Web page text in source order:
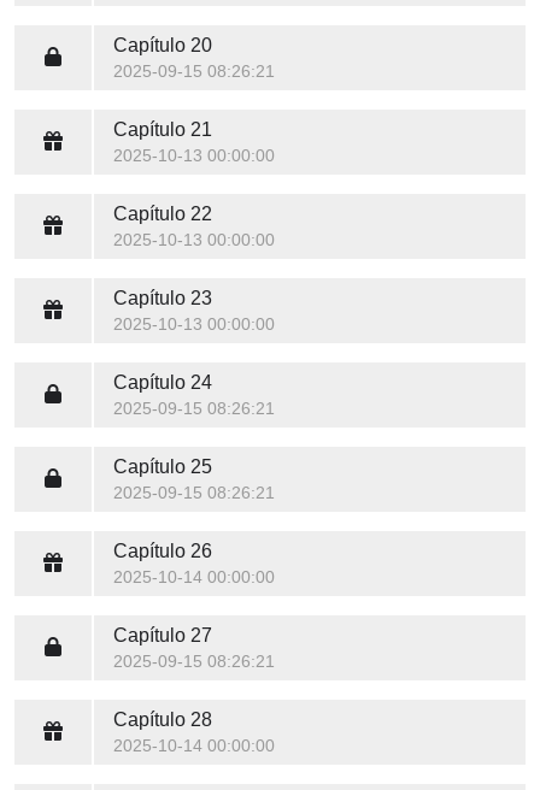
Capítulo 20
2025-09-15 08:26:21
Capítulo 21
2025-10-13 00:00:00
Capítulo 22
2025-10-13 00:00:00
Capítulo 23
2025-10-13 00:00:00
Capítulo 24
2025-09-15 08:26:21
Capítulo 25
2025-09-15 08:26:21
Capítulo 26
2025-10-14 00:00:00
Capítulo 27
2025-09-15 08:26:21
Capítulo 28
2025-10-14 00:00:00